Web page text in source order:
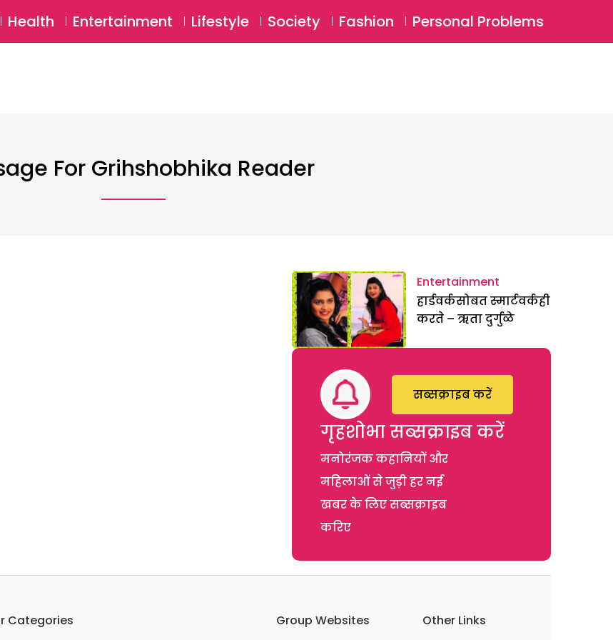
SUBSCRIBE Login ⚲
Health Entertainment Lifestyle Society Fashion Personal Problems
For Grihshobhika Reader
Entertainment
हार्डवर्कसोबत स्मार्टवर्कही
करते – ऋता दुर्गुळे
गृहशोभा सब्सक्राइब करें
मनोरंजक कहानियों और
महिलाओं से जुड़ी हर नई
खबर के लिए सब्सक्राइब
करिए
सब्सक्राइब करें
Categories Group Websites Other Links